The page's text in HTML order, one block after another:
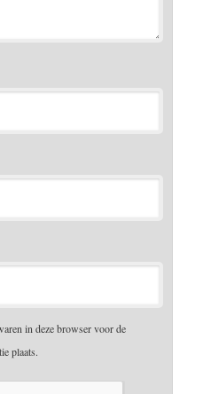
in deze browser voor de
plaats.